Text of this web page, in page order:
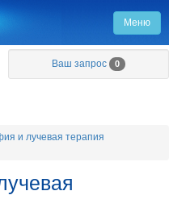
Меню
Ваш запрос 0
и лучевая терапия